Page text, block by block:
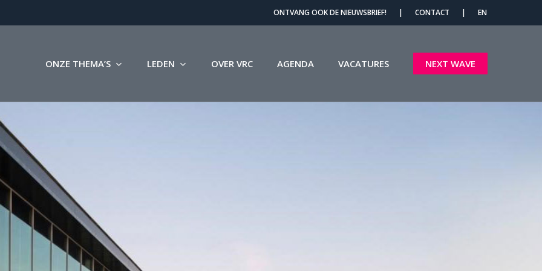
ONTVANG OOK DE NIEUWSBRIEF! | CONTACT | EN
ONZE THEMA’S LEDEN OVER VRC AGENDA VACATURES NEXT WAVE